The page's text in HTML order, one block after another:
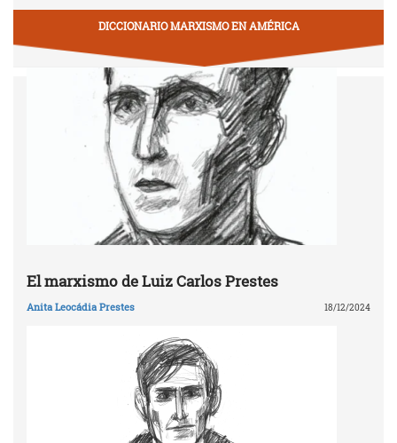
DICCIONARIO MARXISMO EN AMÉRICA
El marxismo de Luiz Carlos Prestes
Anita Leocádia Prestes 18/12/2024